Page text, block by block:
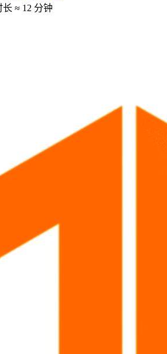
长 ≈ 12 分钟